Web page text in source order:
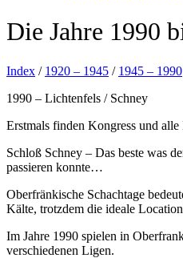
Die Jahre 1990
Index / 1920 – 1945 / 1945 – 1990
1990 – Lichtenfels / Schney
Erstmals finden Kongress und
Schloß Schney – Das beste was
passieren konnte…
Oberfränkische Schachtage
Kälte, trotzdem die ideale
Im Jahre 1990 spielen in
verschiedenen Ligen.